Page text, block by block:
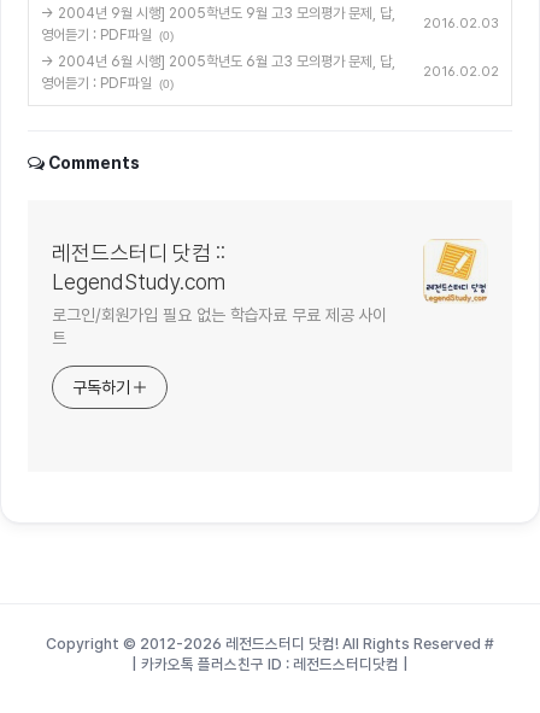
→ 2004년 9월 시행] 2005학년도 9월 고3 모의평가 문제, 답,
영어듣기 : PDF파일
(0)
2016.02.03
→ 2004년 6월 시행] 2005학년도 6월 고3 모의평가 문제, 답,
영어듣기 : PDF파일
(0)
2016.02.02
Comments
레전드스터디 닷컴 ::
LegendStudy.com
로그인/회원가입 필요 없는 학습자료 무료 제공 사이
트
구독하기
Copyright © 2012-2026 레전드스터디 닷컴! All Rights Reserved #
| 카카오톡 플러스친구 ID : 레전드스터디닷컴 |